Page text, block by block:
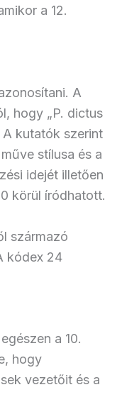
a 12.
A
hogy „P. dictus
kutatók szerint
stílusa és a
idejét illetően
körül íródhatott.
származó
kódex 24
a 10.
hogy
vezetőit és a